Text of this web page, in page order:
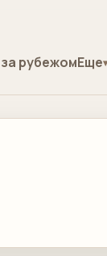
рубежомЕще